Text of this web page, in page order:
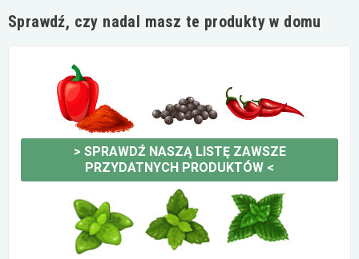
Sprawdź, czy nadal masz te produkty w domu
> SPRAWDŹ NASZĄ LISTĘ ZAWSZE
PRZYDATNYCH PRODUKTÓW <